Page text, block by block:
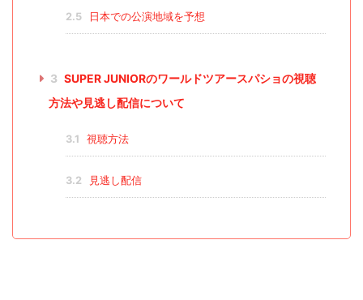
2.5 日本での公演地域を予想
3 SUPER JUNIORのワールドツアースパショの視聴
方法や見逃し配信について
3.1 視聴方法
3.2 見逃し配信